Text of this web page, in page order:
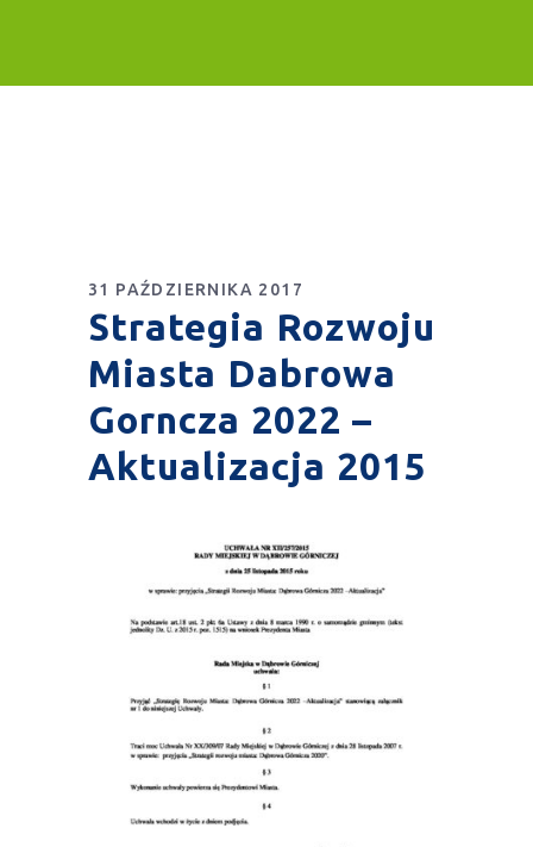
31 PAŹDZIERNIKA 2017
Strategia Rozwoju
Miasta Dabrowa
Gorncza 2022 –
Aktualizacja 2015